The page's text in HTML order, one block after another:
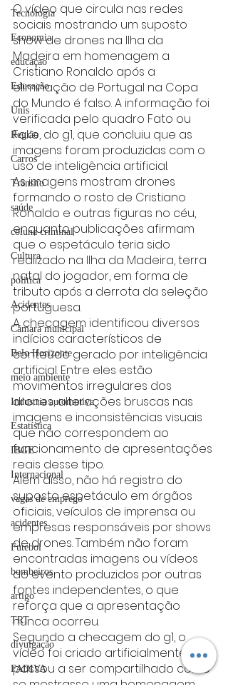
Tecnologia
Economia
educaçao
Educação
Unis
Região
Carros
Trânsito
saúde
coluna criminal
Cultura
politica
Acidentes
Câmara municipal
Belo Horizonte
meio ambiente
Industria automotiva
Estatística
IBGE
Internacional
vagas de emprego
acidentes
Futebol
bombeiros
artigo
TRT
divulgação
FADIVA
O vídeo que circula nas redes
sociais mostrando um suposto
show de drones na Ilha da
Madeira em homenagem a
Cristiano Ronaldo após a
eliminação de Portugal na Copa
do Mundo é falso. A informação foi
verificada pelo quadro Fato ou
Fake, do g1, que concluiu que as
imagens foram produzidas com o
uso de inteligência artificial.
As imagens mostram drones
formando o rosto de Cristiano
Ronaldo e outras figuras no céu,
enquanto publicações afirmam
que o espetáculo teria sido
realizado na Ilha da Madeira, terra
natal do jogador, em forma de
tributo após a derrota da seleção
portuguesa.
A checagem identificou diversos
indícios característicos de
conteúdo gerado por inteligência
artificial. Entre eles estão
movimentos irregulares dos
drones, alterações bruscas nas
imagens e inconsistências visuais
que não correspondem ao
funcionamento de apresentações
reais desse tipo.
Além disso, não há registro do
suposto espetáculo em órgãos
oficiais, veículos de imprensa ou
empresas responsáveis por shows
de drones. Também não foram
encontradas imagens ou vídeos
do evento produzidos por outras
fontes independentes, o que
reforça que a apresentação
nunca ocorreu.
Segundo a checagem do g1, o
vídeo foi criado artificialmente e
passou a ser compartilhado como
se mostrasse uma homenagem